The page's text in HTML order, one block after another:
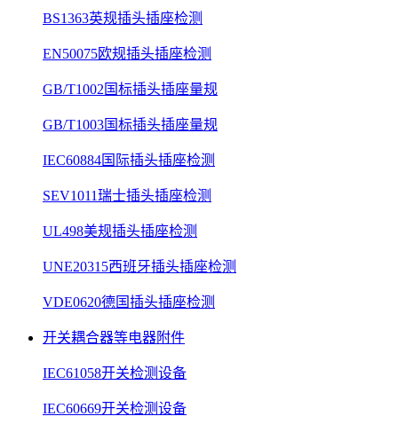
BS1363英规插头插座检测
EN50075欧规插头插座检测
GB/T1002国标插头插座量规
GB/T1003国标插头插座量规
IEC60884国际插头插座检测
SEV1011瑞士插头插座检测
UL498美规插头插座检测
UNE20315西班牙插头插座检测
VDE0620德国插头插座检测
开关耦合器等电器附件
IEC61058开关检测设备
IEC60669开关检测设备